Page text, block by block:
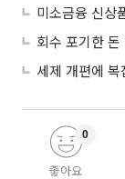
좋아요
0